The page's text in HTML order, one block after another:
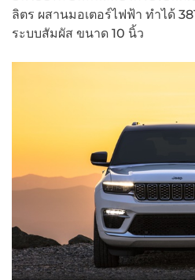
ลิตร ผสานมอเตอร์ไฟฟ้า ทำได้
ระบบสัมผัส ขนาด 10 นิ้ว